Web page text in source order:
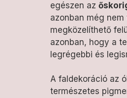
egészen az
azonban még
megközelíthető
azonban, hogy a
legrégebbi és
A faldekoráció az
természetes